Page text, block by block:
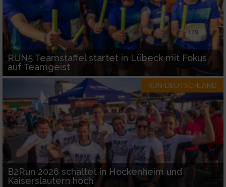
RUN5 Teamstaffel startet in Lübeck mit Fokus
auf Teamgeist
RUN-DEUTSCHLAND
B2Run 2026 schaltet in Hockenheim und
Kaiserslautern hoch